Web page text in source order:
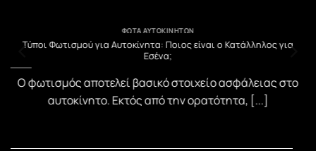
ΦΏΤΑ ΑΥΤΟΚΙΝΉΤΩΝ
Τύποι Φωτισμού για Αυτοκίνητα: Ποιος είναι ο Κατάλληλος για
Εσένα;
Ο φωτισμός αποτελεί βασικό στοιχείο ασφάλειας στο
αυτοκίνητο. Εκτός από την ορατότητα, [...]